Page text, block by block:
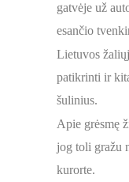
gatvėje už
esančio
Lietuvos
patikrinti ir
šulinius.
Apie grėsmę
jog toli gražu
kurorte.